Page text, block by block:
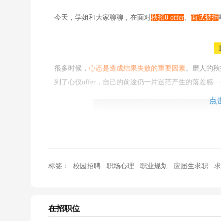
今天，学姐和大家聊聊，在面对秋招0 offer、 面试被拒
很多时候， 心态是造成结果失败的重要因素。磨人的
到了心仪offer，自己的前途仍一片迷茫产生的落差感
点
标签： 校园招聘 职场心理 职业规划 应届生求职
在招职位